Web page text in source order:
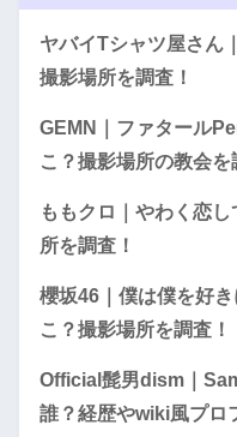
ヤバイTシャツ屋さん
撮影場所を調査！
GEMN｜ファタール
こ？撮影場所の教会を
ももクロ｜やわく恋
所を調査！
櫻坂46｜僕は僕を好
こ？撮影場所を調査！
Official髭男dism｜
誰？経歴やwiki風プロ